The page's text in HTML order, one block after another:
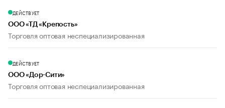
ДЕЙСТВУЕТ
ООО «ТД «Крепость»
Торговля оптовая неспециализированная
ДЕЙСТВУЕТ
ООО «Дор-Сити»
Торговля оптовая неспециализированная